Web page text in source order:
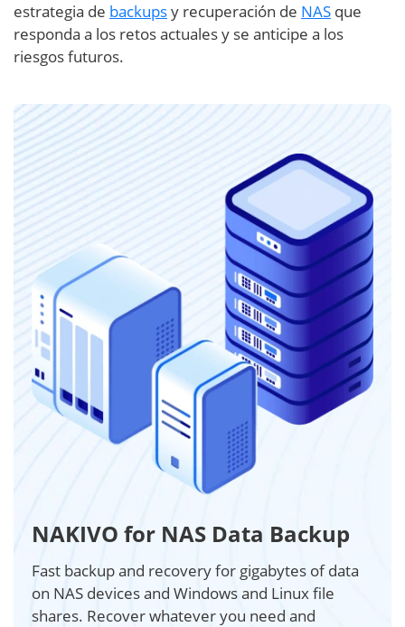
estrategia de backupsy recuperación de NAS que
responda a los retos actuales y se anticipe a los
riesgos futuros.
NAKIVO for NAS Data Backup
Fast backup and recovery for gigabytes of data
on NAS devices and Windows and Linux file
shares. Recover whatever you need and